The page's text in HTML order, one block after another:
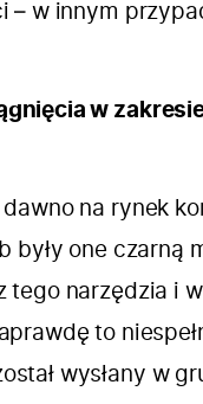
– w innym
w
na rynek
były one czarną
tego narzędzia i
to
wysłany w